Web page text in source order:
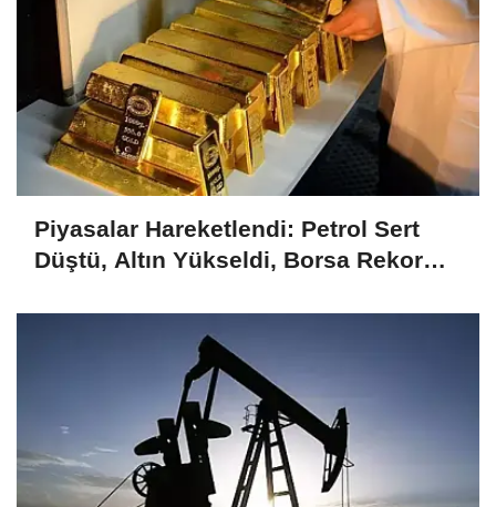
Piyasalar Hareketlendi: Petrol Sert
Düştü, Altın Yükseldi, Borsa Rekor